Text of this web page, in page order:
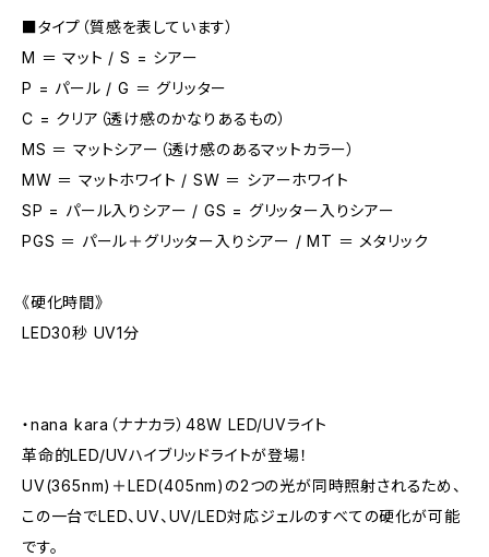
■タイプ（質感を表しています）
M ＝ マット / S = シアー
P = パール / G ＝ グリッター
C = クリア（透け感のかなりあるもの）
MS ＝ マットシアー（透け感のあるマットカラー）
MW ＝ マットホワイト / SW ＝ シアーホワイト
SP = パール入りシアー / GS = グリッター入りシアー
PGS ＝ パール＋グリッター入りシアー / MT ＝ メタリック
《硬化時間》
LED30秒 UV1分
・nana kara（ナナカラ）48W LED/UVライト
革命的LED/UVハイブリッドライトが登場！
UV(365nm)＋LED(405nm)の2つの光が同時照射されるため、
この一台でLED、UV、UV/LED対応ジェルのすべての硬化が可能
です。